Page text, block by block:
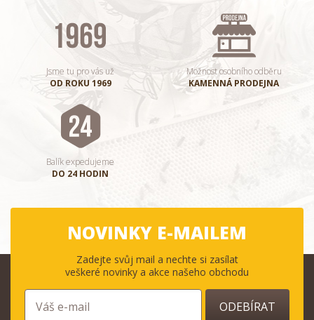
Jsme tu pro vás už
OD ROKU 1969
Možnost osobního odběru
KAMENNÁ PRODEJNA
Balík expedujeme
DO 24 HODIN
NOVINKY E-MAILEM
Zadejte svůj mail a nechte si zasílat
veškeré novinky a akce našeho obchodu
ODEBÍRAT